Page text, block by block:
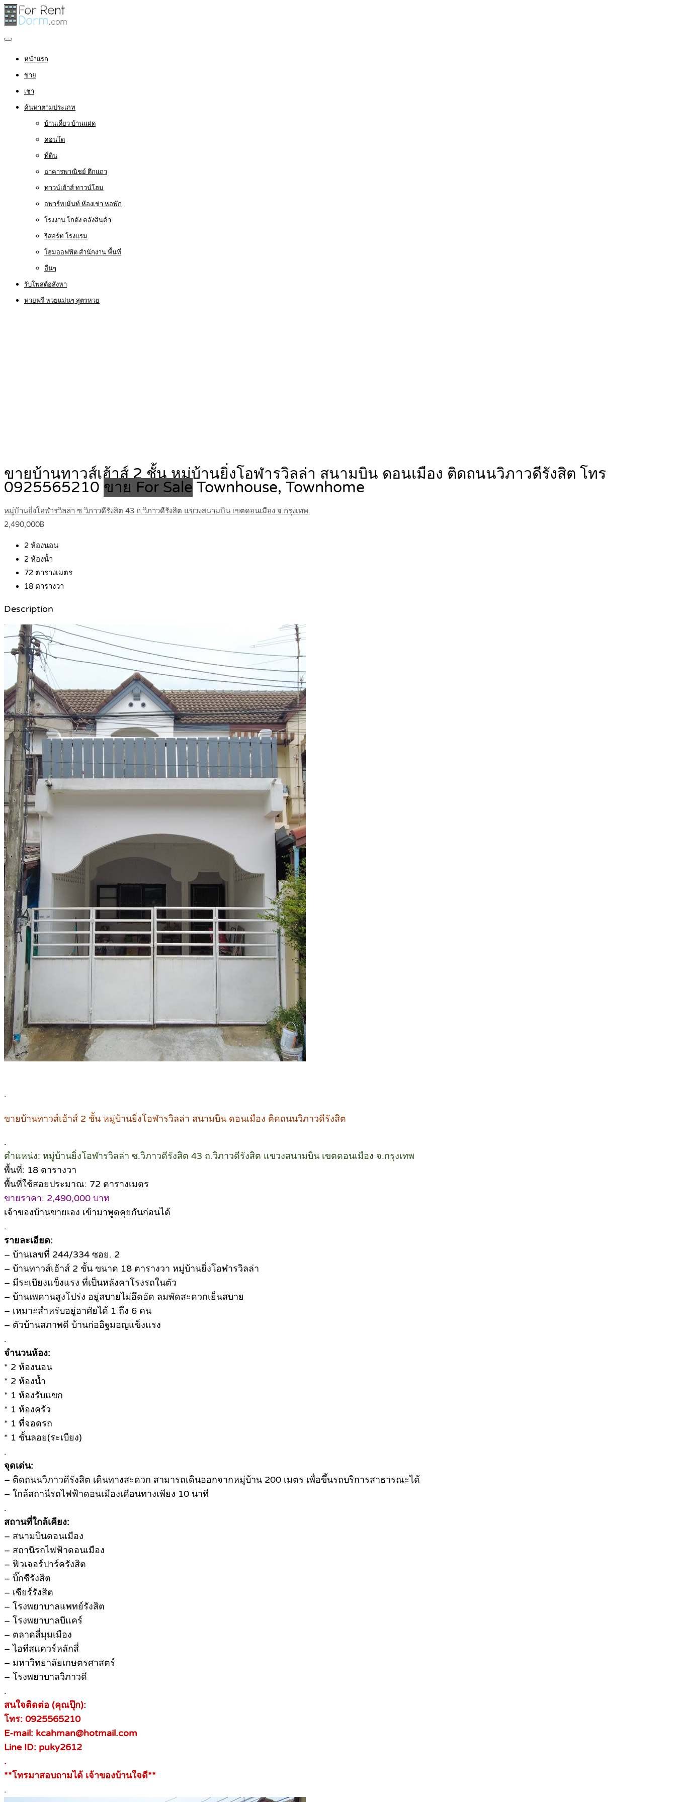
หน้าแรก
ขาย
เช่า
ค้นหาตามประเภท
บ้านเดี่ยว บ้านแฝด
คอนโด
ที่ดิน
อาคารพาณิชย์ ตึกแถว
ทาวน์เฮ้าส์ ทาวน์โฮม
อพาร์ทเม้นท์ ห้องเช่า หอพัก
โรงงาน โกดัง คลังสินค้า
รีสอร์ท โรงแรม
โฮมออฟฟิต สำนักงาน พื้นที่
อื่นๆ
รับโพสต์อสังหา
หวยฟรี หวยแม่นๆ สูตรหวย
ขายบ้านทาวส์เฮ้าส์ 2 ชั้น หมู่บ้านยิ่งโอฬารวิลล่า สนามบิน ดอนเมือง ติดถนนวิภาวดีรังสิต โทร
0925565210 ขาย For Sale Townhouse, Townhome
หมู่บ้านยิ่งโอฬารวิลล่า ซ.วิภาวดีรังสิต 43 ถ.วิภาวดีรังสิต แขวงสนามบิน เขตดอนเมือง จ.กรุงเทพ
2,490,000฿
2 ห้องนอน
2 ห้องน้ำ
72 ตารางเมตร
18 ตารางวา
Description
.
ขายบ้านทาวส์เฮ้าส์ 2 ชั้น หมู่บ้านยิ่งโอฬารวิลล่า สนามบิน ดอนเมือง ติดถนนวิภาวดีรังสิต
.
ตำแหน่ง: หมู่บ้านยิ่งโอฬารวิลล่า ซ.วิภาวดีรังสิต 43 ถ.วิภาวดีรังสิต แขวงสนามบิน เขตดอนเมือง จ.กรุงเทพ
พื้นที่: 18 ตารางวา
พื้นที่ใช้สอยประมาณ: 72 ตารางเมตร
ขายราคา: 2,490,000 บาท
เจ้าของบ้านขายเอง เข้ามาพูดคุยกันก่อนได้
.
รายละเอียด:
– บ้านเลขที่ 244/334 ซอย. 2
– บ้านทาวส์เฮ้าส์ 2 ชั้น ขนาด 18 ตารางวา หมู่บ้านยิ่งโอฬารวิลล่า
– มีระเบียงแข็งแรง ที่เป็นหลังคาโรงรถในตัว
– บ้านเพดานสูงโปร่ง อยู่สบายไม่อึดอัด ลมพัดสะดวกเย็นสบาย
– เหมาะสำหรับอยู่อาศัยได้ 1 ถึง 6 คน
– ตัวบ้านสภาพดี บ้านก่ออิฐมอญแข็งแรง
.
จำนวนห้อง:
* 2 ห้องนอน
* 2 ห้องน้ำ
* 1 ห้องรับแขก
* 1 ห้องครัว
* 1 ที่จอดรถ
* 1 ชั้นลอย(ระเบียง)
.
จุดเด่น:
– ติดถนนวิภาวดีรังสิต เดินทางสะดวก สามารถเดินออกจากหมู่บ้าน 200 เมตร เพื่อขึ้นรถบริการสาธารณะได้
– ใกล้สถานีรถไฟฟ้าดอนเมืองเดือนทางเพียง 10 นาที
.
สถานที่ใกล้เคียง:
– สนามบินดอนเมือง
– สถานีรถไฟฟ้าดอนเมือง
– ฟิวเจอร์ปาร์ครังสิต
– บิ๊กซีรังสิต
– เซียร์รังสิต
– โรงพยาบาลแพทย์รังสิต
– โรงพยาบาลบีแคร์
– ตลาดสี่มุมเมือง
– ไอทีสแควร์หลักสี่
– มหาวิทยาลัยเกษตรศาสตร์
– โรงพยาบาลวิภาวดี
.
สนใจติดต่อ (คุณปุ๊ก):
โทร: 0925565210
E-mail: kcahman@hotmail.com
Line ID: puky2612
.
**โทรมาสอบถามได้ เจ้าของบ้านใจดี**
.